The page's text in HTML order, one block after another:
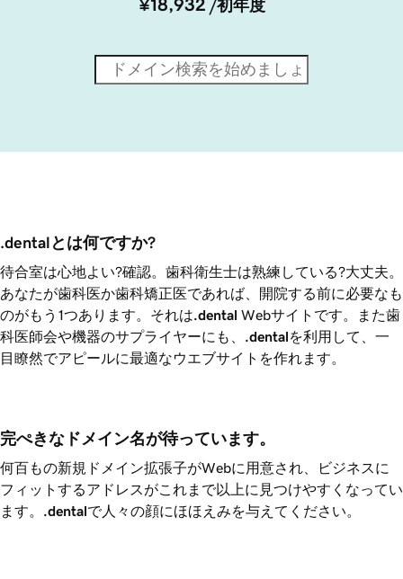
¥18,932 /初年度
.dentalとは何ですか?
待合室は心地よい?確認。歯科衛生士は熟練している?大丈夫。
あなたが歯科医か歯科矯正医であれば、開院する前に必要なも
のがもう1つあります。それは.dental Webサイトです。また歯
科医師会や機器のサプライヤーにも、
.dentalを利用して、一
目瞭然でアピールに最適なウエブサイトを作れます。
完ぺきなドメイン名が待っています。
何百もの新規ドメイン拡張子がWebに用意され、ビジネスに
フィットするアドレスがこれまで以上に見つけやすくなってい
ます。
.dentalで人々の顔にほほえみを与えてください。